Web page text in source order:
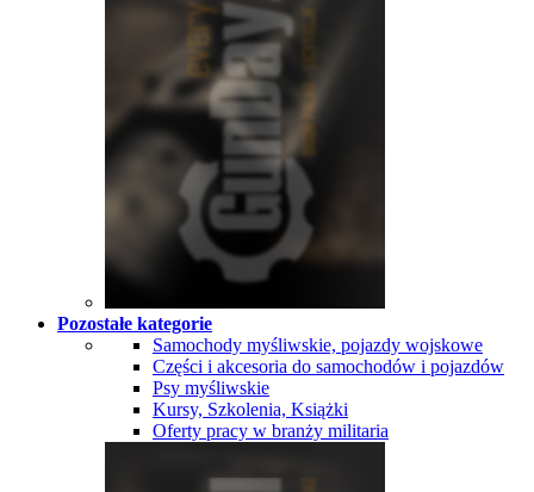
Pozostałe kategorie
Samochody myśliwskie, pojazdy wojskowe
Części i akcesoria do samochodów i pojazdów
Psy myśliwskie
Kursy, Szkolenia, Książki
Oferty pracy w branży militaria